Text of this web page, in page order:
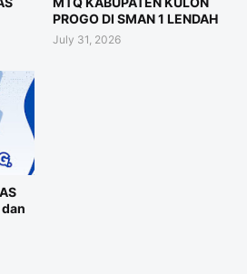
PROGO DI SMAN 1 LENDAH
July 31, 2026
dan